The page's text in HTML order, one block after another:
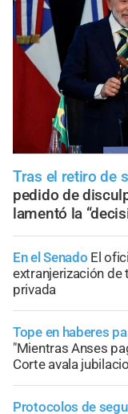
Tras el retiro de
pedido de
lamentó la
En el Senado El
extranjerización
privada
Tope en haberes
"Mientras Anses
Corte avala
Protocolos de